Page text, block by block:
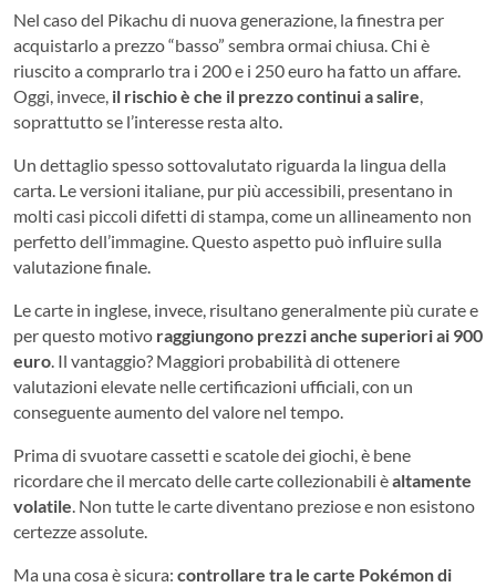
Nel caso del Pikachu di nuova generazione, la finestra per
acquistarlo a prezzo “basso” sembra ormai chiusa. Chi è
riuscito a comprarlo tra i 200 e i 250 euro ha fatto un affare.
Oggi, invece, il rischio è che il prezzo continui a salire,
soprattutto se l’interesse resta alto.
Un dettaglio spesso sottovalutato riguarda la lingua della
carta. Le versioni italiane, pur più accessibili, presentano in
molti casi piccoli difetti di stampa, come un allineamento non
perfetto dell’immagine. Questo aspetto può influire sulla
valutazione finale.
Le carte in inglese, invece, risultano generalmente più curate e
per questo motivo raggiungono prezzi anche superiori ai 900
euro. Il vantaggio? Maggiori probabilità di ottenere
valutazioni elevate nelle certificazioni ufficiali, con un
conseguente aumento del valore nel tempo.
Prima di svuotare cassetti e scatole dei giochi, è bene
ricordare che il mercato delle carte collezionabili èaltamente
volatile. Non tutte le carte diventano preziose e non esistono
certezze assolute.
Ma una cosa è sicura: controllare tra le carte Pokémon di